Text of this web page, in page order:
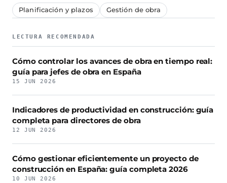
Planificación y plazos Gestión de obra
LECTURA RECOMENDADA
Cómo controlar los avances de obra en tiempo real:
guía para jefes de obra en España
15 JUN 2026
Indicadores de productividad en construcción: guía
completa para directores de obra
12 JUN 2026
Cómo gestionar eficientemente un proyecto de
construcción en España: guía completa 2026
10 JUN 2026